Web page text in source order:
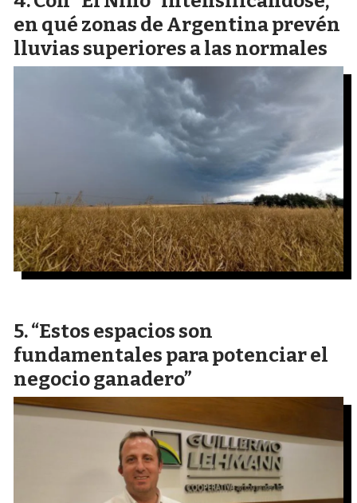
en qué zonas de Argentina prevén
lluvias superiores a las normales
“Estos espacios son
fundamentales para potenciar el
negocio ganadero”